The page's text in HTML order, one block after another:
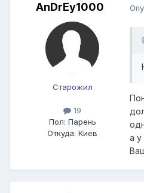
AnDrEy1000
Старожил
19
Пол: Парень
Откуда: Киев
а у